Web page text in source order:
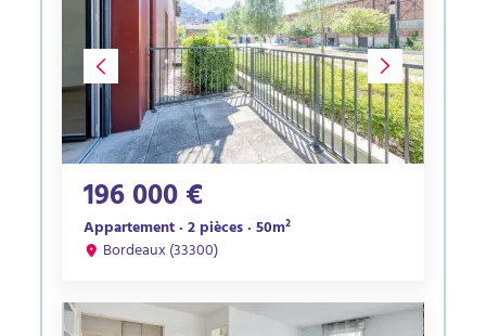
196 000 €
Appartement · 2 pièces · 50m²
Bordeaux (33300)